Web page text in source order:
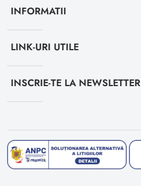
INFORMATII
LINK-URI UTILE
INSCRIE-TE LA NEWSLETTER